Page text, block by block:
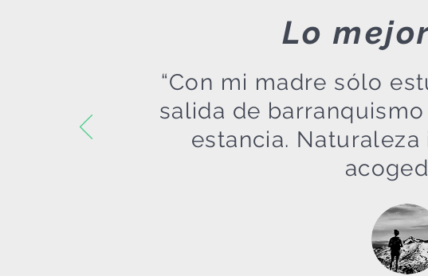
Lo
“Con mi madre sólo
salida de
estancia.